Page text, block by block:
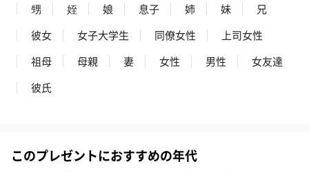
プリザーブドフラワー
甥
姪 娘 息子 姉 妹
兄
彼女
女子大学生 同僚女性
上司女性
祖母
母親 妻 女性 男性
女友達
彼氏
このプレゼントにおすすめの年代